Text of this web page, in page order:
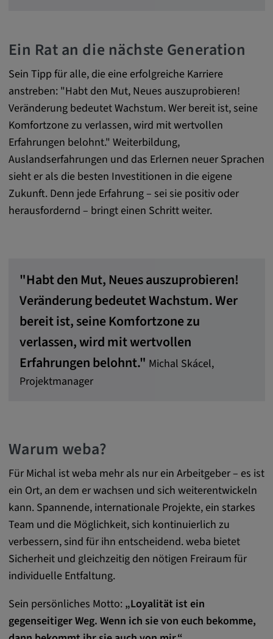
Ein Rat an die nächste Generation
Sein Tipp für alle, die eine erfolgreiche Karriere
anstreben: "Habt den Mut, Neues auszuprobieren!
Veränderung bedeutet Wachstum. Wer bereit ist, seine
Komfortzone zu verlassen, wird mit wertvollen
Erfahrungen belohnt." Weiterbildung,
Auslandserfahrungen und das Erlernen neuer Sprachen
sieht er als die besten Investitionen in die eigene
Zukunft. Denn jede Erfahrung – sei sie positiv oder
herausfordernd – bringt einen Schritt weiter.
"Habt den Mut, Neues auszuprobieren!
Veränderung bedeutet Wachstum. Wer
bereit ist, seine Komfortzone zu
verlassen, wird mit wertvollen
Erfahrungen belohnt." Michal Skácel,
Projektmanager
Warum weba?
Für Michal ist weba mehr als nur ein Arbeitgeber – es ist
ein Ort, an dem er wachsen und sich weiterentwickeln
kann. Spannende, internationale Projekte, ein starkes
Team und die Möglichkeit, sich kontinuierlich zu
verbessern, sind für ihn entscheidend. weba bietet
Sicherheit und gleichzeitig den nötigen Freiraum für
individuelle Entfaltung.
Sein persönliches Motto: „Loyalität ist ein
gegenseitiger Weg. Wenn ich sie von euch bekomme,